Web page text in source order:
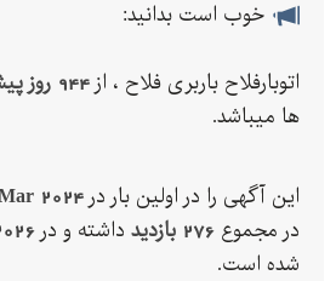
خوب است بدانید:
اتوبارفلاح باربری فلاح ، از 944 روز پیش
ها میباشد.
این آگهی را در اولین بار در 2024
در مجموع 276 بازدید داشته و در
شده است.